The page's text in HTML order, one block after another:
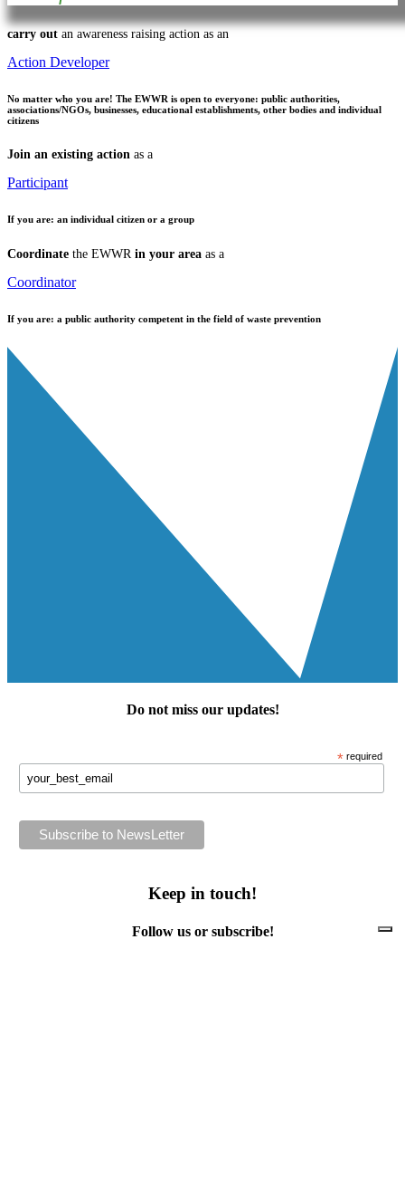
carry out an awareness raising action as an
Action Developer
No matter who you are! The EWWR is open to everyone: public authorities,
associations/NGOs, businesses, educational establishments, other bodies and individual
citizens
Join an existing action as a
Participant
If you are: an individual citizen or a group
Coordinate the EWWR in your area as a
Coordinator
If you are: a public authority competent in the field of waste prevention
Do not miss our updates!
* required
Keep in touch!
Follow us or subscribe!